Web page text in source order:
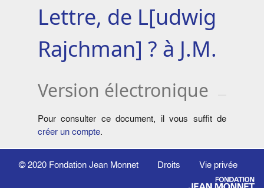
Lettre, de L[udwig
Rajchman] ? à J.M.
Version électronique
Pour consulter ce document, il vous suffit de
créer un compte.
© 2020 Fondation Jean Monnet Droits Vie privée